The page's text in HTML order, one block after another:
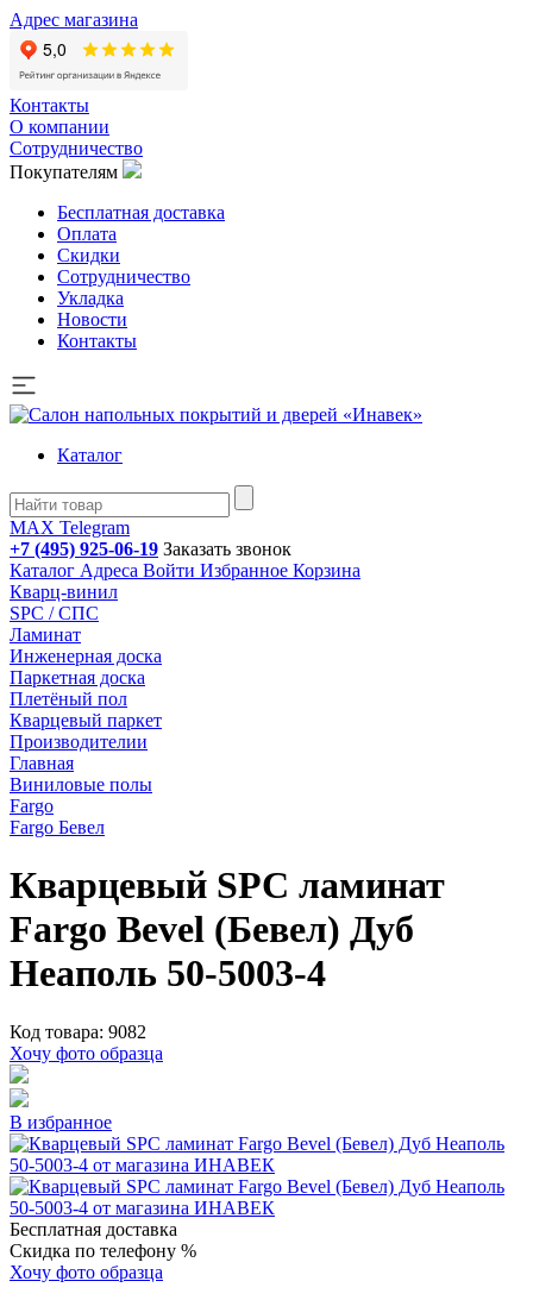
Адрес магазина
Контакты
О компании
Сотрудничество
Покупателям
Бесплатная доставка
Оплата
Скидки
Сотрудничество
Укладка
Новости
Контакты
Каталог
MAX Telegram
+7 (495) 925-06-19 Заказать звонок
Каталог Адреса Войти Избранное Корзина
Кварц-винил
SPC / СПС
Ламинат
Инженерная доска
Паркетная доска
Плетёный пол
Кварцевый паркет
Производителии
Главная
Виниловые полы
Fargo
Fargo Бевел
Кварцевый SPC ламинат
Fargo Bevel (Бевел) Дуб
Неаполь 50-5003-4
Код товара: 9082
Хочу фото образца
В избранное
Бесплатная доставка
Скидка по телефону %
Хочу фото образца